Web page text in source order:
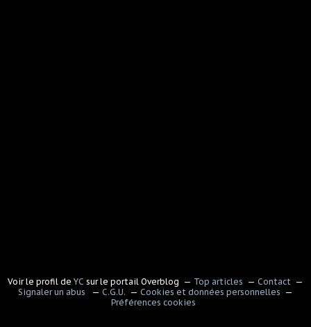
Voir le profil de YC sur le portail Overblog Top articles
Contact
Signaler un abus
C.G.U.
Cookies et données personnelles
Préférences cookies